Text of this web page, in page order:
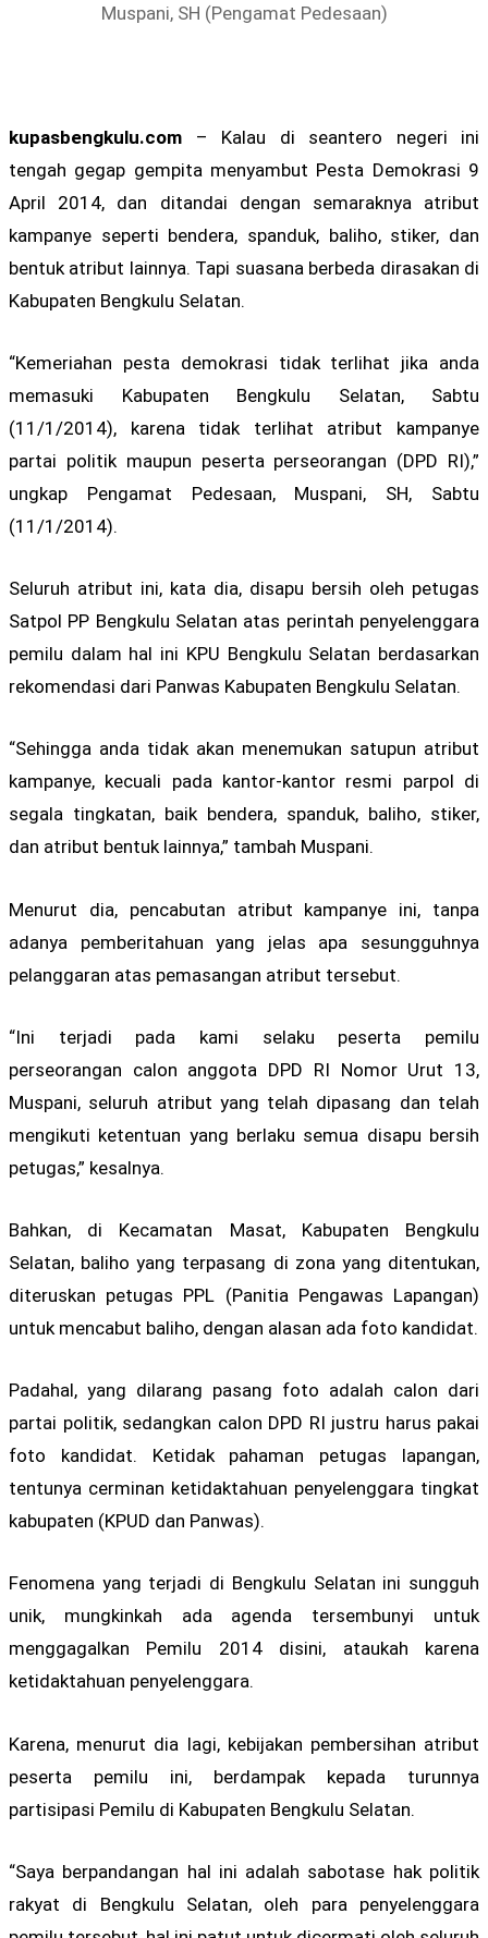
Muspani, SH (Pengamat Pedesaan)
kupasbengkulu.com – Kalau di seantero negeri ini
tengah gegap gempita menyambut Pesta Demokrasi 9
April 2014, dan ditandai dengan semaraknya atribut
kampanye seperti bendera, spanduk, baliho, stiker, dan
bentuk atribut lainnya. Tapi suasana berbeda dirasakan di
Kabupaten Bengkulu Selatan.
“Kemeriahan pesta demokrasi tidak terlihat jika anda
memasuki Kabupaten Bengkulu Selatan, Sabtu
(11/1/2014), karena tidak terlihat atribut kampanye
partai politik maupun peserta perseorangan (DPD RI),”
ungkap Pengamat Pedesaan, Muspani, SH, Sabtu
(11/1/2014).
Seluruh atribut ini, kata dia, disapu bersih oleh petugas
Satpol PP Bengkulu Selatan atas perintah penyelenggara
pemilu dalam hal ini KPU Bengkulu Selatan berdasarkan
rekomendasi dari Panwas Kabupaten Bengkulu Selatan.
“Sehingga anda tidak akan menemukan satupun atribut
kampanye, kecuali pada kantor-kantor resmi parpol di
segala tingkatan, baik bendera, spanduk, baliho, stiker,
dan atribut bentuk lainnya,” tambah Muspani.
Menurut dia, pencabutan atribut kampanye ini, tanpa
adanya pemberitahuan yang jelas apa sesungguhnya
pelanggaran atas pemasangan atribut tersebut.
“Ini terjadi pada kami selaku peserta pemilu
perseorangan calon anggota DPD RI Nomor Urut 13,
Muspani, seluruh atribut yang telah dipasang dan telah
mengikuti ketentuan yang berlaku semua disapu bersih
petugas,” kesalnya.
Bahkan, di Kecamatan Masat, Kabupaten Bengkulu
Selatan, baliho yang terpasang di zona yang ditentukan,
diteruskan petugas PPL (Panitia Pengawas Lapangan)
untuk mencabut baliho, dengan alasan ada foto kandidat.
Padahal, yang dilarang pasang foto adalah calon dari
partai politik, sedangkan calon DPD RI justru harus pakai
foto kandidat. Ketidak pahaman petugas lapangan,
tentunya cerminan ketidaktahuan penyelenggara tingkat
kabupaten (KPUD dan Panwas).
Fenomena yang terjadi di Bengkulu Selatan ini sungguh
unik, mungkinkah ada agenda tersembunyi untuk
menggagalkan Pemilu 2014 disini, ataukah karena
ketidaktahuan penyelenggara.
Karena, menurut dia lagi, kebijakan pembersihan atribut
peserta pemilu ini, berdampak kepada turunnya
partisipasi Pemilu di Kabupaten Bengkulu Selatan.
“Saya berpandangan hal ini adalah sabotase hak politik
rakyat di Bengkulu Selatan, oleh para penyelenggara